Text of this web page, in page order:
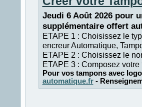
Tampons Encreurs
TRODAT
Tampons Dateurs >>>
Tampons Dateurs
Tampons Dateurs
Tampons Numéroteur >>>
Tampons
COLOP
Tampons
Jeudi 6 Août 2026 pour
supplémentaire offert
ETAPE 1 : Choisissez le
encreur Automatique,
ETAPE 2 : Choisissez le
ETAPE 3 : Composez votre
Pour vos tampons avec
automatique.fr-